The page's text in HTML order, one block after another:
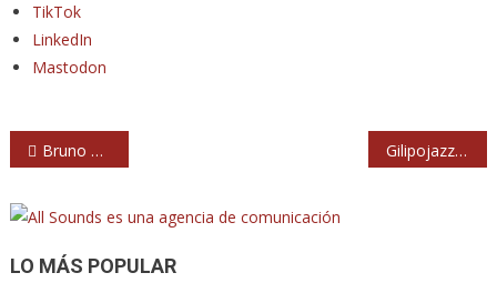
TikTok
LinkedIn
Mastodon
Navegación
entradas
Bruno Mars publica ‘I Just might’, nuevo single que parece que siempre existió y ese es su don Gilipojazz: “No tenemos un gran número de escuchas pero, irónicamente, todos los conciertos que damos están llenos”
LO MÁS POPULAR